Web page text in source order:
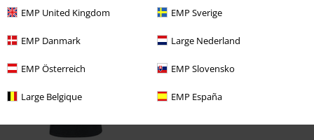
EMP United Kingdom EMP Sverige
EMP Danmark Large Nederland
EMP Österreich EMP Slovensko
Large Belgique EMP España
Naposledy navštívené